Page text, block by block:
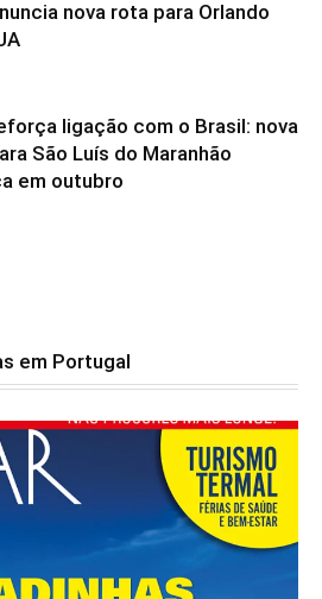
nova rota para Orlando
ligação com o Brasil: nova
São Luís do Maranhão
em outubro
em Portugal